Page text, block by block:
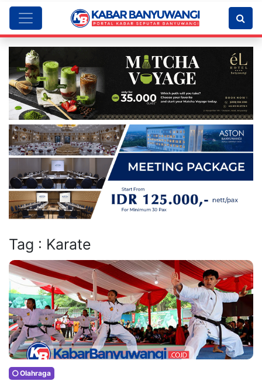
Tag : Karate
Olahraga